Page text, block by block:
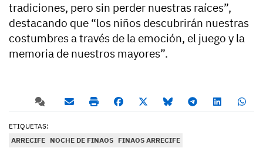
tradiciones, pero sin perder nuestras raíces”,
destacando que “los niños descubrirán nuestras
costumbres a través de la emoción, el juego y la
memoria de nuestros mayores”.
ETIQUETAS:
ARRECIFE NOCHE DE FINAOS FINAOS ARRECIFE